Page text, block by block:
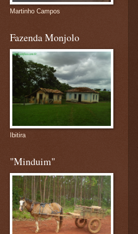
Martinho Campos
Fazenda Monjolo
Ibitira
"Minduim"